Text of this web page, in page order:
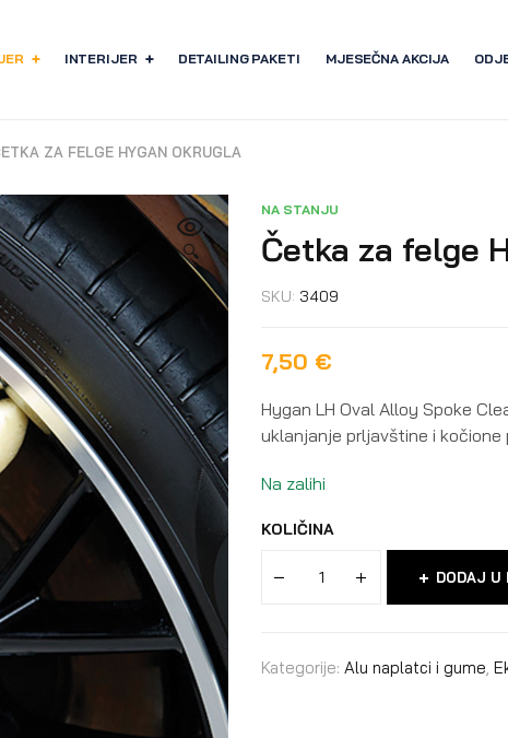
INTERIJER DETAILING PAKETI MJESEČNA AKCIJA
ZA FELGE HYGAN OKRUGLA
🔍
NA STANJU
Četka za felge
SKU: 3409
7,50 €
Hygan LH Oval Alloy Spoke
uklanjanje prljavštine i
Na zalihi
KOLIČINA
DODAJ U
Kategorije: Alu naplatci i gume